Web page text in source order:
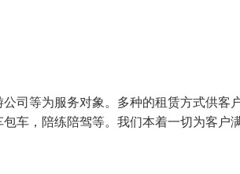
司等为服务对象。多种的租赁方式供客
车，陪练陪驾等。我们本着一切为客户